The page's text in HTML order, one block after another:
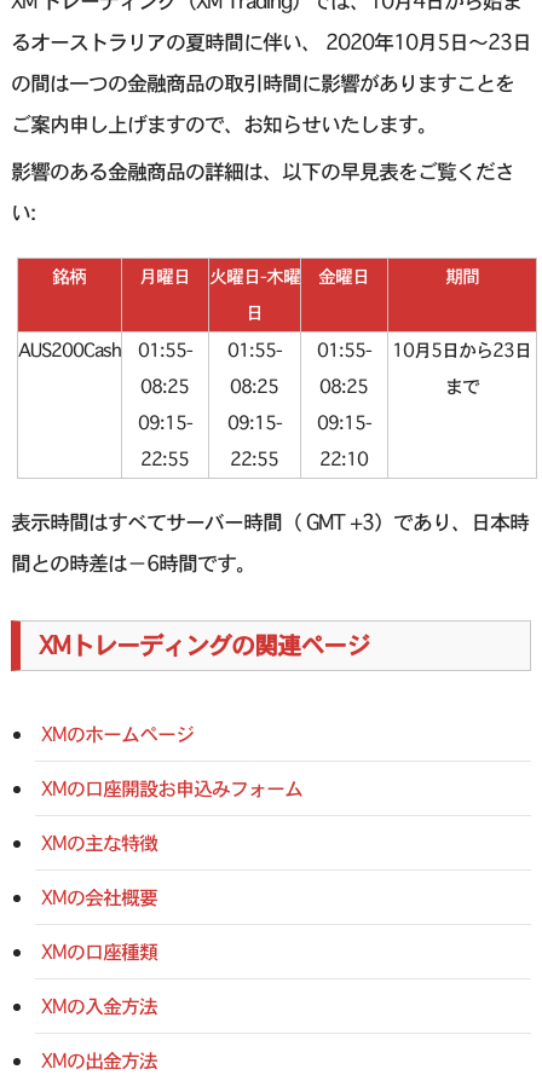
るオーストラリアの夏時間に伴い、 2020年10月5日～23日
の間は一つの金融商品の取引時間に影響がありますことを
ご案内申し上げますので、お知らせいたします。
影響のある金融商品の詳細は、以下の早見表をご覧くださ
い:
銘柄 月曜日
火曜日-木曜
日
金曜日 期間
AUS200Cash
01:55-
08:25
09:15-
22:55
01:55-
08:25
09:15-
22:55
01:55-
08:25
09:15-
22:10
10月5日から23日
まで
表示時間はすべてサーバー時間（ GMT +3）であり、日本時
間との時差は－6時間です。
XMトレーディングの関連ページ
XMのホームページ
XMの口座開設お申込みフォーム
XMの主な特徴
XMの会社概要
XMの口座種類
XMの入金方法
XMの出金方法